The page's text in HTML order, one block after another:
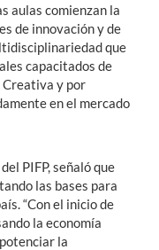
aulas comienzan la
de innovación y de
que
capacitados de
y por
en el mercado
PIFP, señaló que
las bases para
“Con el inicio de
la economía
la